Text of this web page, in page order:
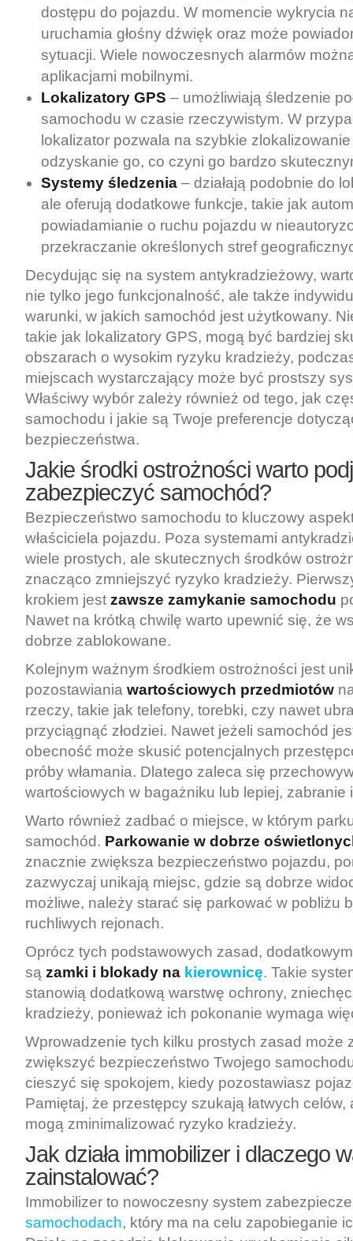
dostępu do pojazdu. W momencie wykrycia
uruchamia głośny dźwięk oraz może
sytuacji. Wiele nowoczesnych alarmów
aplikacjami mobilnymi.
Lokalizatory GPS – umożliwiają śledzenie
samochodu w czasie rzeczywistym. W
lokalizator pozwala na szybkie
odzyskanie go, co czyni go bardzo
Systemy śledzenia – działają podobnie do
ale oferują dodatkowe funkcje, takie jak
powiadamianie o ruchu pojazdu w
przekraczanie określonych stref
Decydując się na system antykradzieżowy,
nie tylko jego funkcjonalność, ale także
warunki, w jakich samochód jest użytkowany.
takie jak lokalizatory GPS, mogą być bardziej
obszarach o wysokim ryzyku kradzieży,
miejscach wystarczający może być prostszy
Właściwy wybór zależy również od tego, jak
samochodu i jakie są Twoje preferencje
bezpieczeństwa.
Jakie środki ostrożności warto
zabezpieczyć samochód?
Bezpieczeństwo samochodu to kluczowy
właściciela pojazdu. Poza systemami
wiele prostych, ale skutecznych środków
znacząco zmniejszyć ryzyko kradzieży.
krokiem jest zawsze zamykanie samochodu
Nawet na krótką chwilę warto upewnić się, że
dobrze zablokowane.
Kolejnym ważnym środkiem ostrożności jest
pozostawiania wartościowych przedmiotów
rzeczy, takie jak telefony, torebki, czy nawet
przyciągnąć złodziei. Nawet jeżeli samochód
obecność może skusić potencjalnych
próby włamania. Dlatego zaleca się
wartościowych w bagażniku lub lepiej, zabranie
Warto również zadbać o miejsce, w którym
samochód. Parkowanie w dobrze
znacznie zwiększa bezpieczeństwo pojazdu,
zazwyczaj unikają miejsc, gdzie są dobrze
możliwe, należy starać się parkować w pobliżu
ruchliwych rejonach.
Oprócz tych podstawowych zasad,
są zamki i blokady na kierownicę. Takie
stanowią dodatkową warstwę ochrony,
kradzieży, ponieważ ich pokonanie wymaga
Wprowadzenie tych kilku prostych zasad może
zwiększyć bezpieczeństwo Twojego
cieszyć się spokojem, kiedy pozostawiasz
Pamiętaj, że przestępcy szukają łatwych celów,
mogą zminimalizować ryzyko kradzieży.
Jak działa immobilizer i dlaczego
zainstalować?
Immobilizer to nowoczesny system
samochodach, który ma na celu zapobieganie